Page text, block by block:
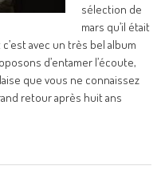
sélection de
mars qu’il était
avec un très bel album
d’entamer l’écoute,
que vous ne connaissez
retour après huit ans